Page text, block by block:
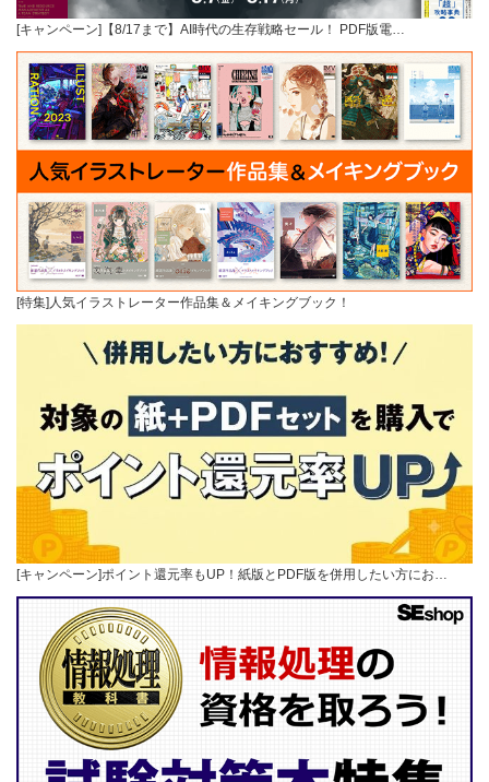
[キャンペーン]【8/17まで】AI時代の生存戦略セール！ PDF版電…
[特集]人気イラストレーター作品集＆メイキングブック！
[キャンペーン]ポイント還元率もUP！紙版とPDF版を併用したい方にお…